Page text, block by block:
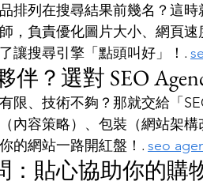
排列在搜尋結果前幾名？這
，負責優化圖片大小、網頁
讓搜尋引擎「點頭叫好」！.
伴？選對 SEO
限、技術不夠？那就交給「
內容策略）、包裝（網站架
的網站一路開紅盤！. seo
：貼心協助你的購